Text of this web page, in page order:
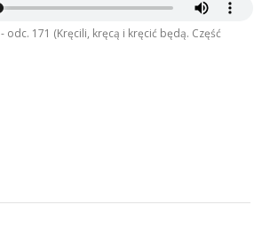
- odc. 171 (Kręcili, kręcą i kręcić będą. Część